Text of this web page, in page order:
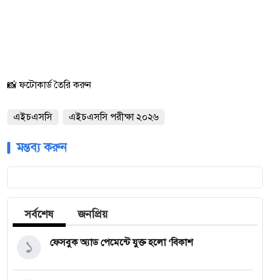
📸 ফটোকার্ড তৈরি করুন
এইচএসসি এইচএসসি পরীক্ষা ২০২৬
মন্তব্য করুন
সর্বশেষ জনপ্রিয়
ফেসবুক অ্যাড পেমেন্টে যুক্ত হলো ‘বিকাশ
১